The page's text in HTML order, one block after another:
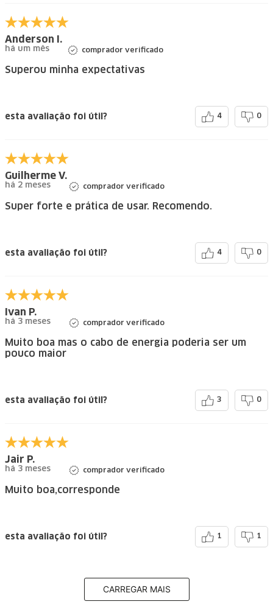
Anderson I.
há um mês comprador verificado
Superou minha expectativas
esta avaliação foi útil? 4 0
Guilherme V.
há 2 meses comprador verificado
Super forte e prática de usar. Recomendo.
esta avaliação foi útil? 4 0
Ivan P.
há 3 meses comprador verificado
Muito boa mas o cabo de energia poderia ser um
pouco maior
esta avaliação foi útil? 3 0
Jair P.
há 3 meses comprador verificado
Muito boa,corresponde
esta avaliação foi útil? 1 1
CARREGAR MAIS